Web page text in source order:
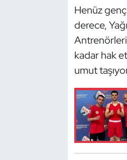
Henüz
derece,
Antrenörleri
kadar hak
umut
Judo ve Kuraş
Kano ve Rafting